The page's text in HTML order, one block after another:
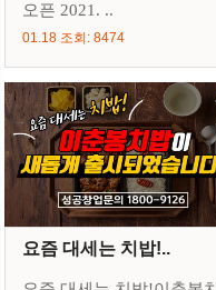
오픈 2021. ..
01.18 조회: 8474
요즘 대세는 치밥!..